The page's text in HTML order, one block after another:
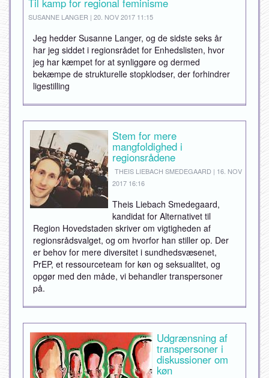
Til kamp for regional feminisme
SUSANNE LANGER | 20. NOV 2017 11:15
Jeg hedder Susanne Langer, og de sidste seks år
har jeg siddet i regionsrådet for Enhedslisten, hvor
jeg har kæmpet for at synliggøre og dermed
bekæmpe de strukturelle stopklodser, der forhindrer
ligestilling
Stem for mere
mangfoldighed i
regionsrådene
THEIS LIEBACH SMEDEGAARD | 16. NOV
2017 16:16
Theis Liebach Smedegaard,
kandidat for Alternativet til
Region Hovedstaden skriver om vigtigheden af
regionsrådsvalget, og om hvorfor han stiller op. Der
er behov for mere diversitet i sundhedsvæsenet,
PrEP, et ressourceteam for køn og seksualitet, og
opgør med den måde, vi behandler transpersoner
på.
Udgrænsning af
transpersoner i
diskussioner om
køn